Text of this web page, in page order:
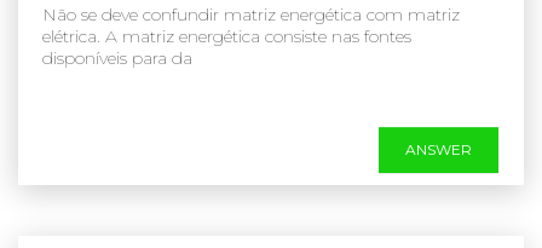
Não se deve confundir matriz energética com matriz
elétrica. A matriz energética consiste nas fontes
disponíveis para da
ANSWER